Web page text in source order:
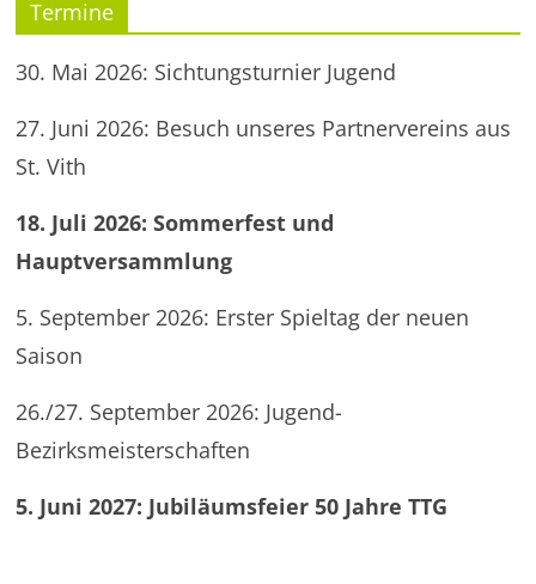
Termine
30. Mai 2026: Sichtungsturnier Jugend
27. Juni 2026: Besuch unseres Partnervereins aus
St. Vith
18. Juli 2026: Sommerfest und
Hauptversammlung
5. September 2026: Erster Spieltag der neuen
Saison
26./27. September 2026: Jugend-
Bezirksmeisterschaften
5. Juni 2027: Jubiläumsfeier 50 Jahre TTG